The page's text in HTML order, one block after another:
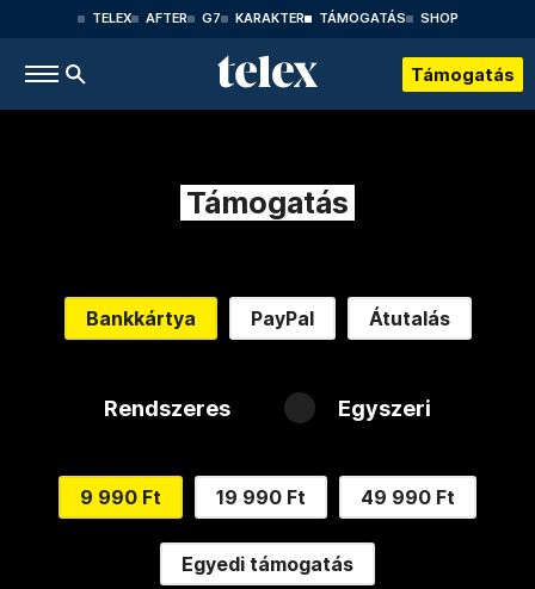
TELEX AFTER G7 KARAKTER TÁMOGATÁS SHOP
Támogatás
Támogatás
Bankkártya PayPal Átutalás
Rendszeres Egyszeri
9 990 Ft 19 990 Ft 49 990 Ft
Egyedi támogatás